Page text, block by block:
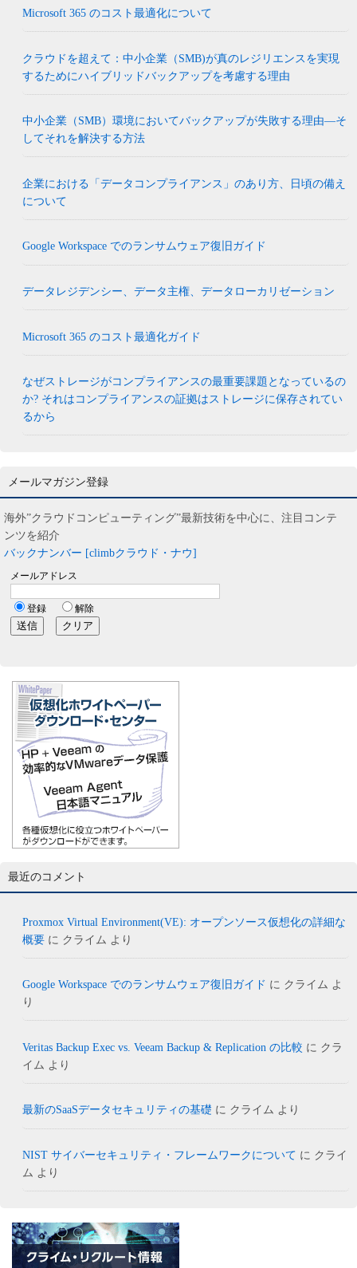
Microsoft 365 のコスト最適化について
クラウドを超えて：中小企業（SMB)が真のレジリエンスを実現
するためにハイブリッドバックアップを考慮する理由
中小企業（SMB）環境においてバックアップが失敗する理由―そ
してそれを解決する方法
企業における「データコンプライアンス」のあり方、日頃の備え
について
Google Workspace でのランサムウェア復旧ガイド
データレジデンシー、データ主権、データローカリゼーション
Microsoft 365 のコスト最適化ガイド
なぜストレージがコンプライアンスの最重要課題となっているの
か? それはコンプライアンスの証拠はストレージに保存されてい
るから
メールマガジン登録
海外”クラウドコンピューティング”最新技術を中心に、注目コンテ
ンツを紹介
バックナンバー [climbクラウド・ナウ]
最近のコメント
Proxmox Virtual Environment(VE): オープンソース仮想化の詳細な
概要 に クライム より
Google Workspace でのランサムウェア復旧ガイド に クライム よ
り
Veritas Backup Exec vs. Veeam Backup & Replication の比較 に クラ
イム より
最新のSaaSデータセキュリティの基礎 に クライム より
NIST サイバーセキュリティ・フレームワークについて に クライ
ム より